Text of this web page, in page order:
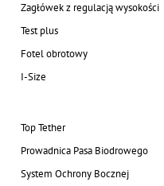
Zagłówek z regulacją wysokości
Test plus
Fotel obrotowy
I-Size
Top Tether
Prowadnica Pasa Biodrowego
System Ochrony Bocznej